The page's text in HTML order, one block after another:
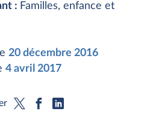
: Familles, enfance et
20 décembre 2016
4 avril 2017